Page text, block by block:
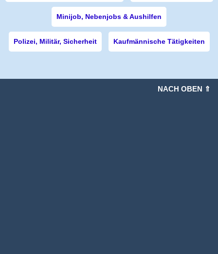
Minijob, Nebenjobs & Aushilfen
Polizei, Militär, Sicherheit Kaufmännische Tätigkeiten
NACH OBEN ⇑